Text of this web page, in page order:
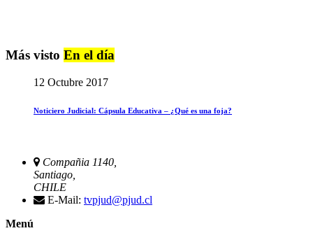
Más visto En el día
12 Octubre 2017
Noticiero Judicial: Cápsula Educativa – ¿Qué es una foja?
Compañia 1140,
Santiago,
CHILE
E-Mail: tvpjud@pjud.cl
Menú